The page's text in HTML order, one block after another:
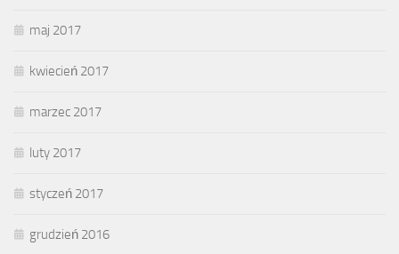
maj 2017
kwiecień 2017
marzec 2017
luty 2017
styczeń 2017
grudzień 2016